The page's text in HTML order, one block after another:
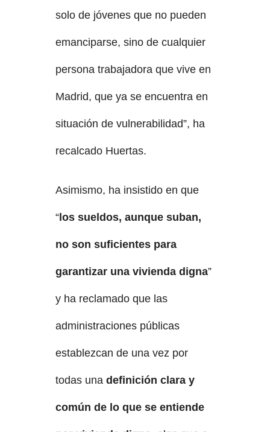
solo de jóvenes que no pueden
emanciparse, sino de cualquier
persona trabajadora que vive en
Madrid, que ya se encuentra en
situación de vulnerabilidad”, ha
recalcado Huertas.
Asimismo, ha insistido en que
“los sueldos, aunque suban,
no son suficientes para
garantizar una vivienda digna”
y ha reclamado que las
administraciones públicas
establezcan de una vez por
todas unadefinición clara y
común de lo que se entiende